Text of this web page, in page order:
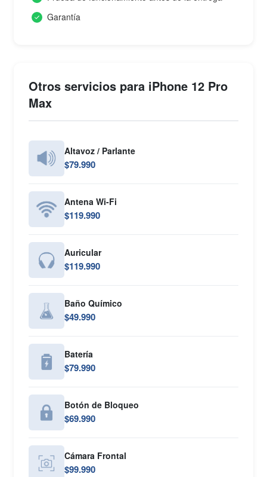
Garantía
Otros servicios para iPhone 12 Pro
Max
Altavoz / Parlante
$79.990
Antena Wi-Fi
$119.990
Auricular
$119.990
Baño Químico
$49.990
Batería
$79.990
Botón de Bloqueo
$69.990
Cámara Frontal
$99.990